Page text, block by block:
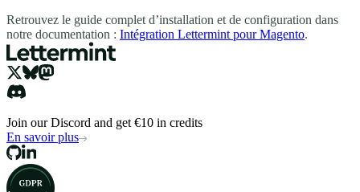
Retrouvez le guide complet d’installation et de configuration dans
notre documentation : Intégration Lettermint pour Magento.
Join our Discord and get €10 in credits
En savoir plus